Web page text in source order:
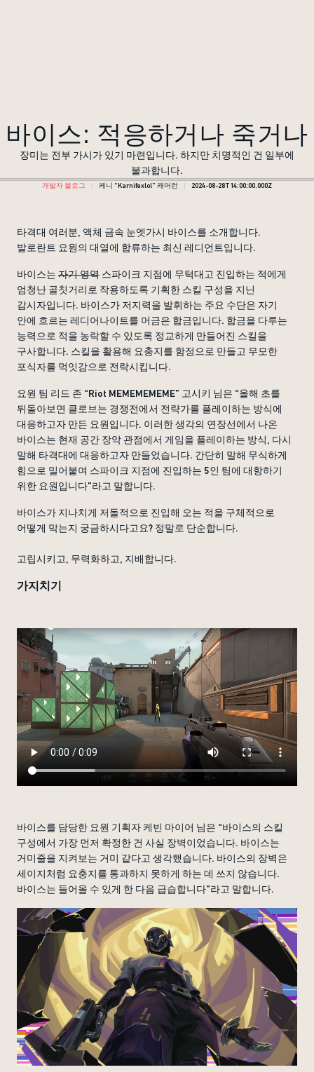
바이스: 적응하거나 죽거나
장미는 전부 가시가 있기 마련입니다. 하지만 치명적인 건 일부에
불과합니다.
개발자 블로그 케니 “Karnifexlol” 캐머런 2024-08-28T14:00:00.000Z
타격대 여러분, 액체 금속 눈엣가시 바이스를 소개합니다.
발로란트 요원의 대열에 합류하는 최신 레디언트입니다.
바이스는 자기 영역 스파이크 지점에 무턱대고 진입하는 적에게
엄청난 골칫거리로 작용하도록 기획한 스킬 구성을 지닌
감시자입니다. 바이스가 저지력을 발휘하는 주요 수단은 자기
안에 흐르는 레디어나이트를 머금은 합금입니다. 합금을 다루는
능력으로 적을 농락할 수 있도록 정교하게 만들어진 스킬을
구사합니다. 스킬을 활용해 요충지를 함정으로 만들고 무모한
포식자를 먹잇감으로 전락시킵니다.
요원 팀 리드 존 “Riot MEMEMEMEME” 고시키 님은 “올해 초를
뒤돌아보면 클로브는 경쟁전에서 전략가를 플레이하는 방식에
대응하고자 만든 요원입니다. 이러한 생각의 연장선에서 나온
바이스는 현재 공간 장악 관점에서 게임을 플레이하는 방식, 다시
말해 타격대에 대응하고자 만들었습니다. 간단히 말해 무식하게
힘으로 밀어붙여 스파이크 지점에 진입하는 5인 팀에 대항하기
위한 요원입니다”라고 말합니다.
바이스가 지나치게 저돌적으로 진입해 오는 적을 구체적으로
어떻게 막는지 궁금하시다고요? 정말로 단순합니다.
고립시키고, 무력화하고, 지배합니다.
가지치기
바이스를 담당한 요원 기획자 케빈 마이어 님은 “바이스의 스킬
구성에서 가장 먼저 확정한 건 사실 장벽이었습니다. 바이스는
거미줄을 지켜보는 거미 같다고 생각했습니다. 바이스의 장벽은
세이지처럼 요충지를 통과하지 못하게 하는 데 쓰지 않습니다.
바이스는 들어올 수 있게 한 다음 급습합니다”라고 말합니다.